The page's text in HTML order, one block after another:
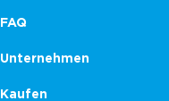
FAQ
Unternehmen
Kaufen